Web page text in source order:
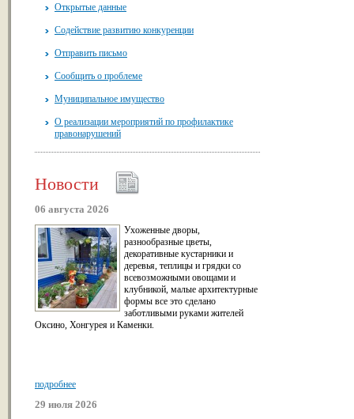
Открытые данные
Содействие развитию конкуренции
Отправить письмо
Сообщить о проблеме
Муниципальное имущество
О реализации мероприятий по профилактике
правонарушений
Новости
06 августа 2026
Ухоженные дворы,
разнообразные цветы,
декоративные кустарники и
деревья, теплицы и грядки со
всевозможными овощами и
клубникой, малые архитектурные
формы все это сделано
заботливыми руками жителей
Оксино, Хонгурея и Каменки.
подробнее
29 июля 2026